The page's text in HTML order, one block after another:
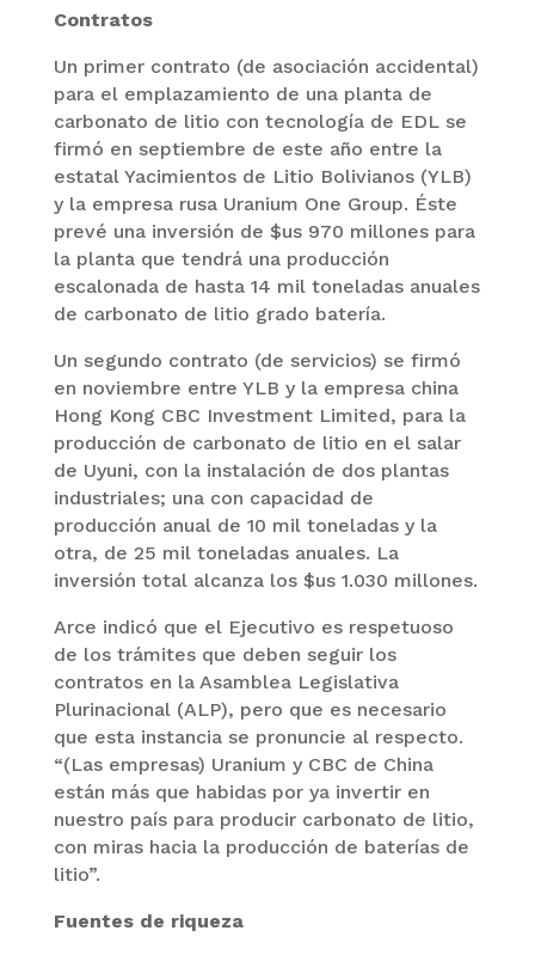
Contratos
Un primer contrato (de asociación accidental)
para el emplazamiento de una planta de
carbonato de litio con tecnología de EDL se
firmó en septiembre de este año entre la
estatal Yacimientos de Litio Bolivianos (YLB)
y la empresa rusa Uranium One Group. Éste
prevé una inversión de $us 970 millones para
la planta que tendrá una producción
escalonada de hasta 14 mil toneladas anuales
de carbonato de litio grado batería.
Un segundo contrato (de servicios) se firmó
en noviembre entre YLB y la empresa china
Hong Kong CBC Investment Limited, para la
producción de carbonato de litio en el salar
de Uyuni, con la instalación de dos plantas
industriales; una con capacidad de
producción anual de 10 mil toneladas y la
otra, de 25 mil toneladas anuales. La
inversión total alcanza los $us 1.030 millones.
Arce indicó que el Ejecutivo es respetuoso
de los trámites que deben seguir los
contratos en la Asamblea Legislativa
Plurinacional (ALP), pero que es necesario
que esta instancia se pronuncie al respecto.
“(Las empresas) Uranium y CBC de China
están más que habidas por ya invertir en
nuestro país para producir carbonato de litio,
con miras hacia la producción de baterías de
litio”.
Fuentes de riqueza